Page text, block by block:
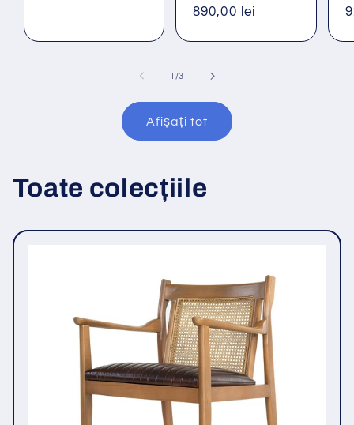
Preț
890,00 lei
1 /din
3
Afișați tot
Toate colecțiile